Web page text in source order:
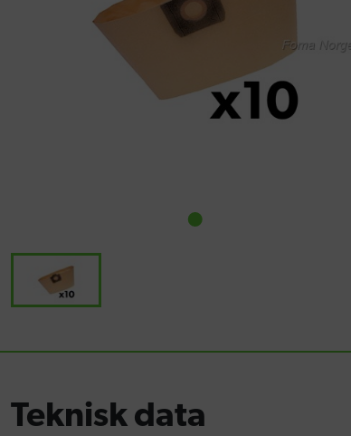
Teknisk data